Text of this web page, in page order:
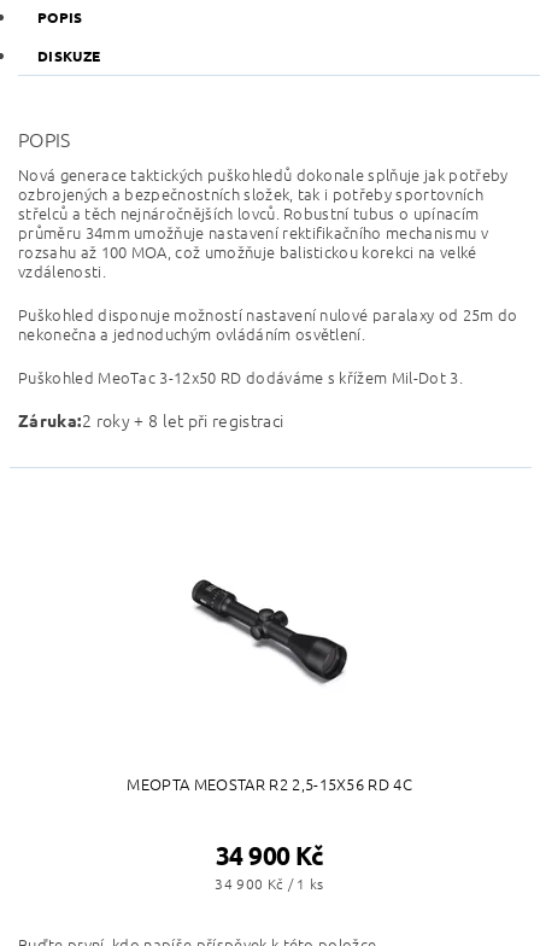
POPIS
DISKUZE
POPIS
Nová generace taktických puškohledů dokonale splňuje jak potřeby
ozbrojených a bezpečnostních složek, tak i potřeby sportovních
střelců a těch nejnáročnějších lovců. Robustní tubus o upínacím
průměru 34mm umožňuje nastavení rektifikačního mechanismu v
rozsahu až 100 MOA, což umožňuje balistickou korekci na velké
vzdálenosti.
Puškohled disponuje možností nastavení nulové paralaxy od 25m do
nekonečna a jednoduchým ovládáním osvětlení.
Puškohled MeoTac 3-12x50 RD dodáváme s křížem Mil-Dot 3.
Záruka:2 roky + 8 let při registraci
MEOPTA MEOSTAR R2 2,5-15X56 RD 4C
34 900 Kč
34 900 Kč / 1 ks